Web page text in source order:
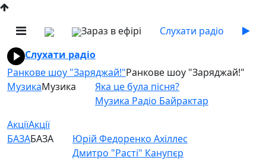
Зараз в ефірі
Слухати радіо
Слухати радіо
Ранкове шоу "Заряджай!"Ранкове шоу "Заряджай!"
МузикаМузика
Яка це була пісня?
Музика Радіо Байрактар
АкціїАкції
БАЗАБАЗА
Юрій Федоренко Ахіллес
Дмитро "Расті" Канупєр